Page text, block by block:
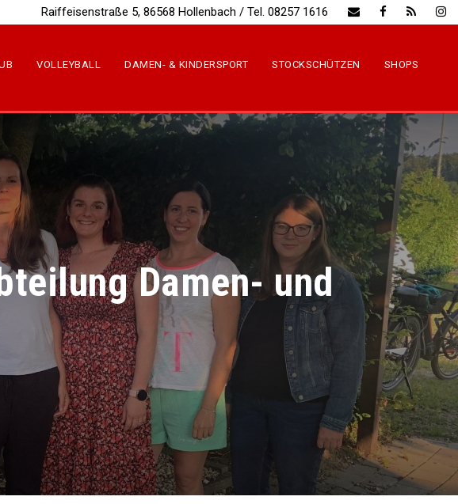
Raiffeisenstraße 5, 86568 Hollenbach / Tel. 08257 1616
VOLLEYBALL DAMEN- & KINDERSPORT STOCKSCHÜTZEN SHOPS
Damen- und